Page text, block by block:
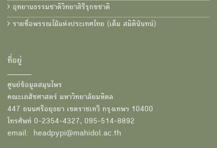
อุทยานธรรมชาติวิทยาสิรีรุกขชาติ
รายชื่อพรรณไม้แห่งประเทศไทย (เต็ม สมิตินันทน์)
ที่อยู่
ศูนย์ข้อมูลสมุนไพร
คณะเภสัชศาสตร์ มหาวิทยาลัยมหิดล
447 ถนนศรีอยุธยา เขตราชเทวี กรุงเทพฯ 10400
โทรศัพท์ 0-2354-4327, 095-514-8892
email: headpypi@mahidol.ac.th